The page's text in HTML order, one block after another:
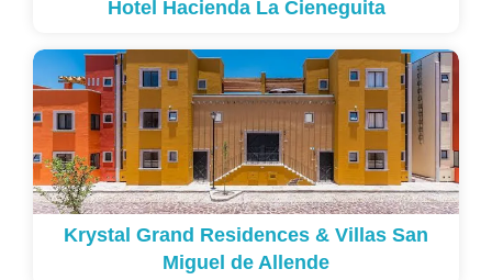
Hotel Hacienda La Cieneguita
Krystal Grand Residences & Villas San
Miguel de Allende